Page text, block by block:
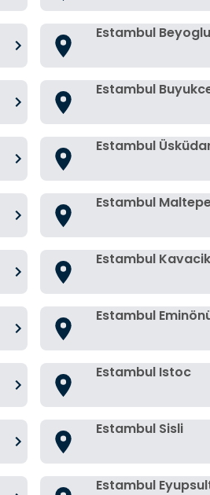
Estambul Beyoglu
Estambul
Estambul
Estambul
Estambul Kavacik
Estambul
Estambul Istoc
Estambul Sisli
Estambul